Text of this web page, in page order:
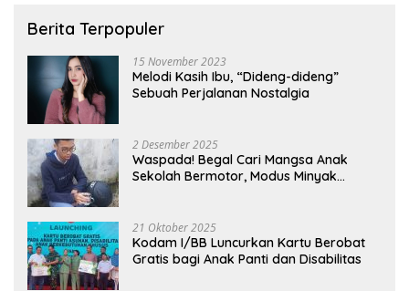
Berita Terpopuler
15 November 2023
Melodi Kasih Ibu, “Dideng-dideng”
Sebuah Perjalanan Nostalgia
2 Desember 2025
Waspada! Begal Cari Mangsa Anak
Sekolah Bermotor, Modus Minyak
21 Oktober 2025
Kodam I/BB Luncurkan Kartu Berobat
Gratis bagi Anak Panti dan Disabilitas